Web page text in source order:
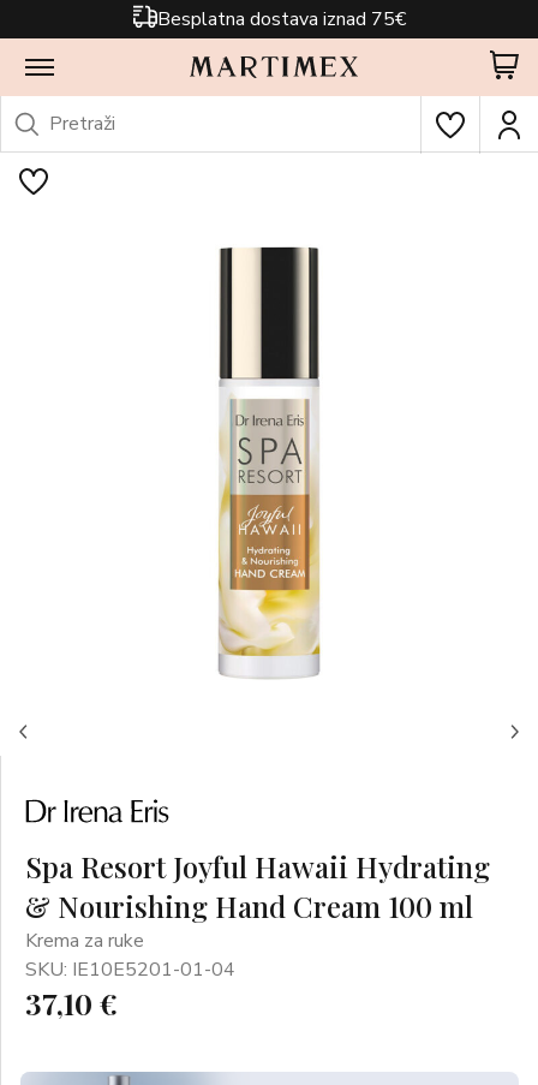
Besplatna dostava iznad 75€
Spa Resort Joyful Hawaii Hydrating
& Nourishing Hand Cream 100 ml
Krema za ruke
SKU: IE10E5201-01-04
37,10 €